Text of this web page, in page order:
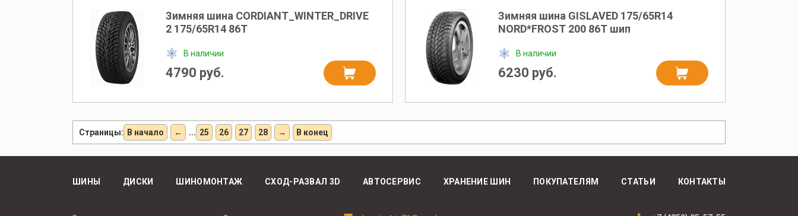
Зимняя шина CORDIANT_WINTER_DRIVE
2 175/65R14 86T
В наличии
4790 руб.
Зимняя шина GISLAVED 175/65R14
NORD*FROST 200 86T шип
В наличии
6230 руб.
Страницы: В начало ← ... 25 26 27 28 → В конец
ШИНЫ ДИСКИ ШИНОМОНТАЖ СХОД-РАЗВАЛ 3D АВТОСЕРВИС ХРАНЕНИЕ ШИН ПОКУПАТЕЛЯМ СТАТЬИ КОНТАКТЫ